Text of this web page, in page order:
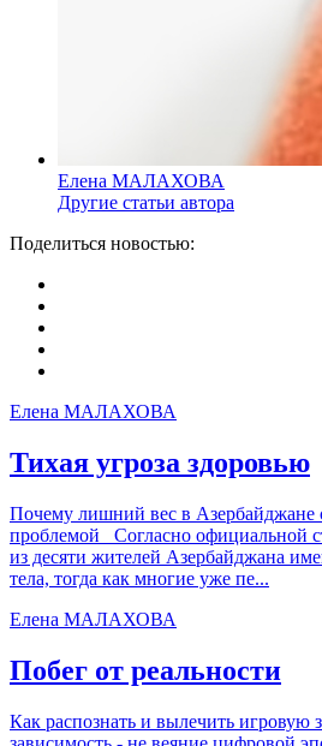
Елена МАЛАХОВА
Другие статьи автора
Поделиться новостью:
Елена МАЛАХОВА
Тихая угроза здоровью
Почему лишний вес в Азербайджане
проблемой Согласно официальной
из десяти жителей Азербайджана
тела, тогда как многие уже пе...
Елена МАЛАХОВА
Побег от реальности
Как распознать и вылечить игровую